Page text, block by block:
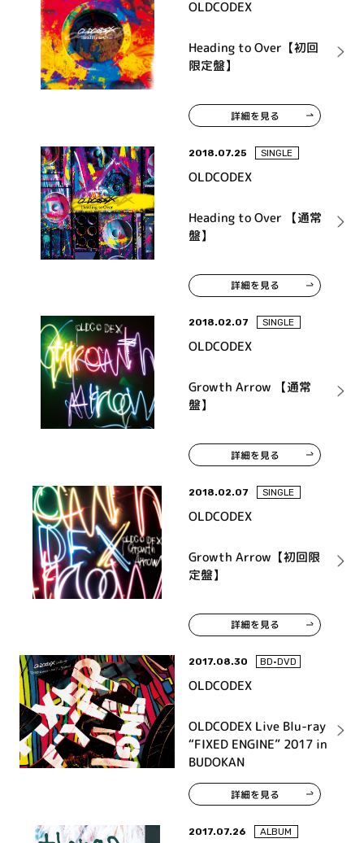
OLDCODEX
Heading to Over【初回
限定盤】
詳細を見る
2018.07.25 SINGLE
OLDCODEX
Heading to Over 【通常
盤】
詳細を見る
2018.02.07 SINGLE
OLDCODEX
Growth Arrow 【通常
盤】
詳細を見る
2018.02.07 SINGLE
OLDCODEX
Growth Arrow【初回限
定盤】
詳細を見る
2017.08.30 BD•DVD
OLDCODEX
OLDCODEX Live Blu-ray
“FIXED ENGINE” 2017 in
BUDOKAN
詳細を見る
2017.07.26 ALBUM